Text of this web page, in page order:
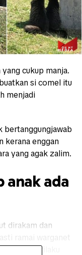
cukup manja.
si comel itu
menjadi
bertanggungjawab
kerana enggan
yang agak zalim.
anak ada
dirakam dan
atas perilaku